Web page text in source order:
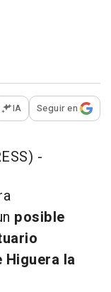
opciones para
IA Seguir en
-
posible
Higuera la